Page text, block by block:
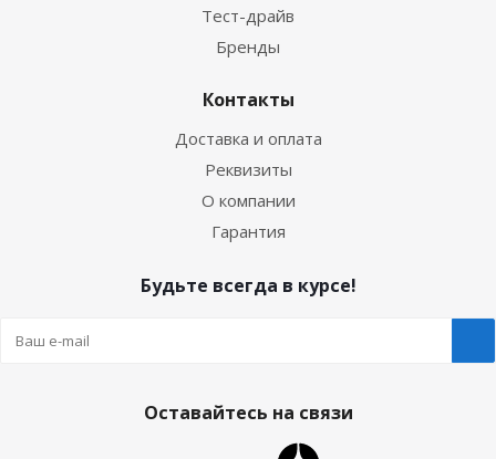
Тест-драйв
Бренды
Контакты
Доставка и оплата
Реквизиты
О компании
Гарантия
Будьте всегда в курсе!
Оставайтесь на связи